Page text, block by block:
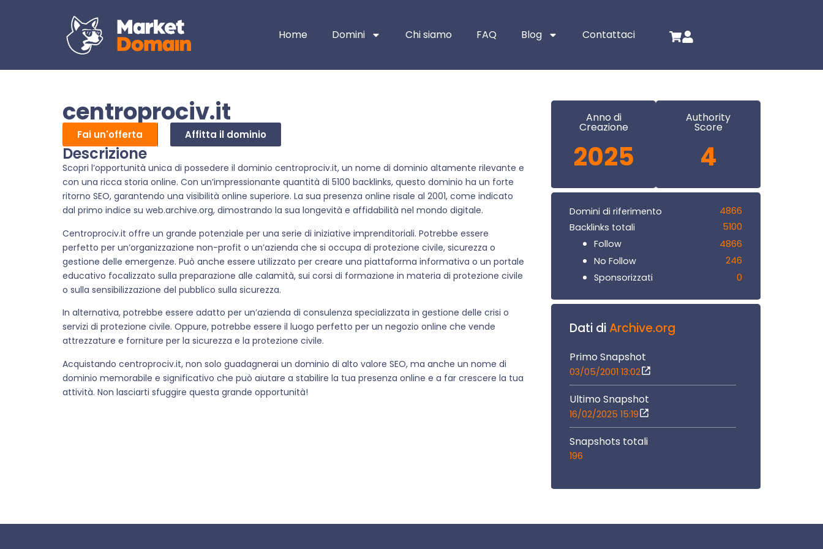
Home Domini Chi siamo FAQ Blog Contattaci
centroprociv.it
Fai un'offerta Affitta il dominio
Descrizione
Scopri l’opportunità unica di possedere il dominio centroprociv.it, un nome di dominio altamente rilevante e
con una ricca storia online. Con un’impressionante quantità di 5100 backlinks, questo dominio ha un forte
ritorno SEO, garantendo una visibilità online superiore. La sua presenza online risale al 2001, come indicato
dal primo indice su web.archive.org, dimostrando la sua longevità e affidabilità nel mondo digitale.
Centroprociv.it offre un grande potenziale per una serie di iniziative imprenditoriali. Potrebbe essere
perfetto per un’organizzazione non-profit o un’azienda che si occupa di protezione civile, sicurezza o
gestione delle emergenze. Può anche essere utilizzato per creare una piattaforma informativa o un portale
educativo focalizzato sulla preparazione alle calamità, sui corsi di formazione in materia di protezione civile
o sulla sensibilizzazione del pubblico sulla sicurezza.
In alternativa, potrebbe essere adatto per un’azienda di consulenza specializzata in gestione delle crisi o
servizi di protezione civile. Oppure, potrebbe essere il luogo perfetto per un negozio online che vende
attrezzature e forniture per la sicurezza e la protezione civile.
Acquistando centroprociv.it, non solo guadagnerai un dominio di alto valore SEO, ma anche un nome di
dominio memorabile e significativo che può aiutare a stabilire la tua presenza online e a far crescere la tua
attività. Non lasciarti sfuggire questa grande opportunità!
Anno di
Creazione
2025
Authority
Score
4
Domini di riferimento
4866
Backlinks totali
5100
Follow
4866
No Follow
246
Sponsorizzati
0
Dati diArchive.org
Primo Snapshot
03/05/2001 13:02
Ultimo Snapshot
16/02/2025 15:19
Snapshots totali
196